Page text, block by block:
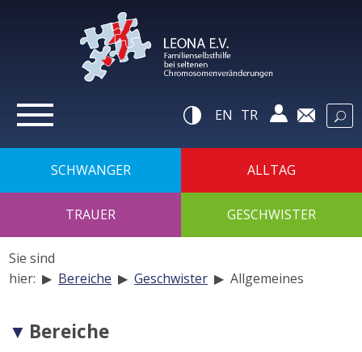
zum
EN TR
SCHWANGER ALLTAG
TRAUER GESCHWISTER
Sie sind
hier: ▶ Bereiche ▶Geschwister ▶Allgemeines
Navigation
der Bereiche